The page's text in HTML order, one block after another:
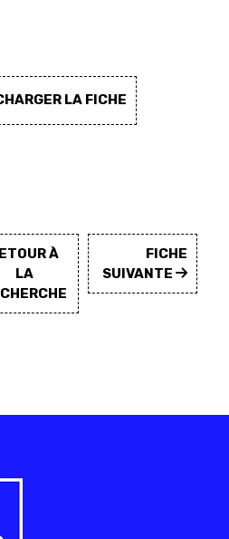
LA FICHE
À
LA
FICHE
SUIVANTE